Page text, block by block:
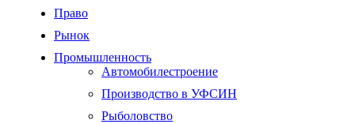
Право
Рынок
Промышленность
Автомобилестроение
Производство в УФСИН
Рыболовство